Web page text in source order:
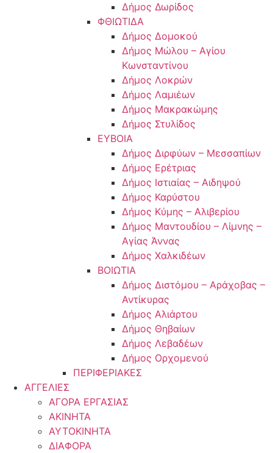
Δήμος Δωρίδος
ΦΘΙΩΤΙΔΑ
Δήμος Δομοκού
Δήμος Μώλου – Αγίου
Κωνσταντίνου
Δήμος Λοκρών
Δήμος Λαμιέων
Δήμος Μακρακώμης
Δήμος Στυλίδος
ΕΥΒΟΙΑ
Δήμος Διρφύων – Μεσσαπίων
Δήμος Ερέτριας
Δήμος Ιστιαίας – Αιδηψού
Δήμος Καρύστου
Δήμος Κύμης – Αλιβερίου
Δήμος Μαντουδίου – Λίμνης –
Αγίας Άννας
Δήμος Χαλκιδέων
ΒΟΙΩΤΙΑ
Δήμος Διστόμου – Αράχοβας –
Αντίκυρας
Δήμος Αλιάρτου
Δήμος Θηβαίων
Δήμος Λεβαδέων
Δήμος Ορχομενού
ΠΕΡΙΦΕΡΙΑΚΕΣ
ΑΓΓΕΛΙΕΣ
ΑΓΟΡΑ ΕΡΓΑΣΙΑΣ
ΑΚΙΝΗΤΑ
ΑΥΤΟΚΙΝΗΤΑ
ΔΙΑΦΟΡΑ